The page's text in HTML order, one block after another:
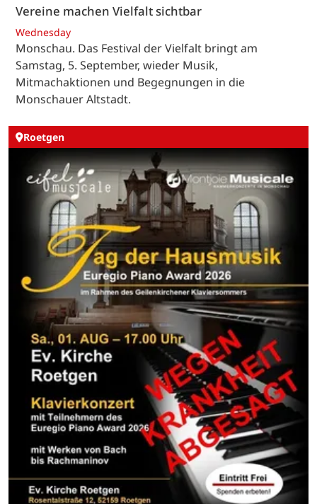
Vereine machen Vielfalt sichtbar
Wednesday
Monschau. Das Festival der Vielfalt bringt am
Samstag, 5. September, wieder Musik,
Mitmachaktionen und Begegnungen in die
Monschauer Altstadt.
Roetgen